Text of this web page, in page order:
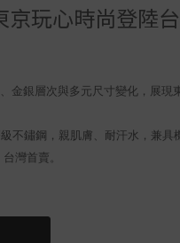
京玩心時尚登陸台
金銀層次與多元尺寸變化，展現
不鏽鋼，親肌膚、耐汗水，兼具
灣首賣。